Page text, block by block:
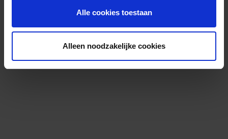
Alle cookies toestaan
Alleen noodzakelijke cookies